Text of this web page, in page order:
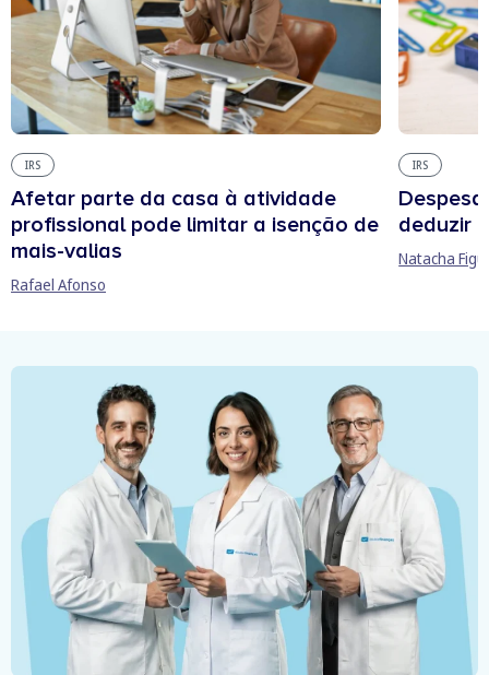
IRS
Afetar parte da casa à atividade
profissional pode limitar a isenção de
mais-valias
Rafael Afonso
IRS
deduzir
Natacha